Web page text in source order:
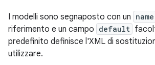
I modelli sono segnaposto con un name
riferimento e un campo default
predefinito definisce l'XML di
utilizzare.